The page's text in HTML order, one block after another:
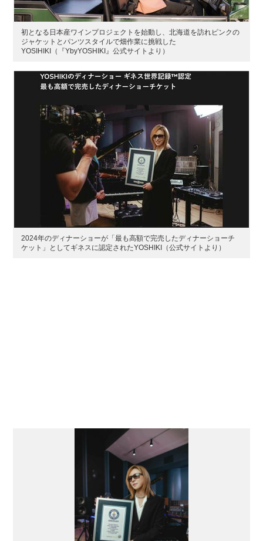
初となる日本産ワインプロジェクトを始動し、北海道を訪れピンクの
ジャケットとパンツスタイルで畑作業に挑戦した
YOSIHIKI（『YbyYOSHIKI』公式サイトより）
2024年のディナーショーが「最も高額で完売したディナーショーチ
ケット」としてギネスに認定されたYOSHIKI（公式サイトより）